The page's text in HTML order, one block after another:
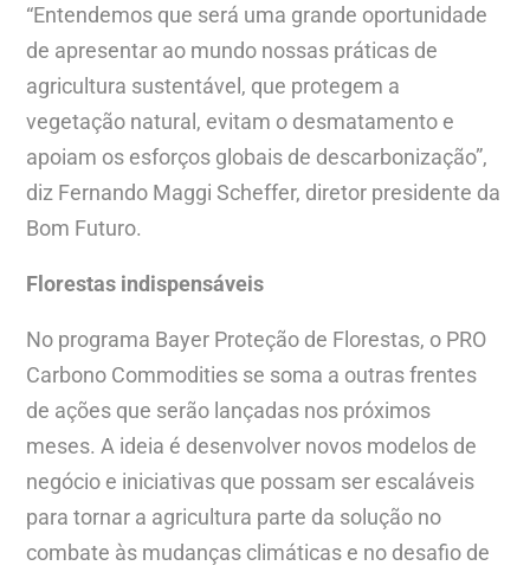
“Entendemos que será uma grande oportunidade
de apresentar ao mundo nossas práticas de
agricultura sustentável, que protegem a
vegetação natural, evitam o desmatamento e
apoiam os esforços globais de descarbonização”,
diz Fernando Maggi Scheffer, diretor presidente da
Bom Futuro.
Florestas indispensáveis
No programa Bayer Proteção de Florestas, o PRO
Carbono Commodities se soma a outras frentes
de ações que serão lançadas nos próximos
meses. A ideia é desenvolver novos modelos de
negócio e iniciativas que possam ser escaláveis
para tornar a agricultura parte da solução no
combate às mudanças climáticas e no desafio de